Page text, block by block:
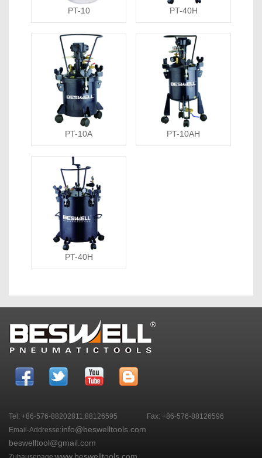
PT-10 PT-40H
PT-10A PT-10AH
PT-40H
Tel: +86-576-88202811,88126595
Fax: +86-576-88126596
Email-Addresse:info@beswelltools.com
beswelltool@gmail.com